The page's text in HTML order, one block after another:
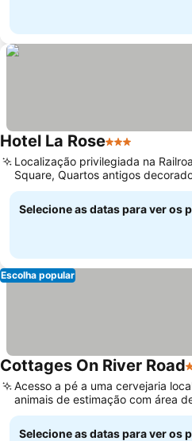
Hotel La Rose3 Estrelas
Localização privilegiada na
Square, Quartos antigos
individualmente
Selecione as datas para ver os
Escolha popular
Cottages On River Road
Acesso a pé a uma cervejaria
animais de estimação com área
para cães
Selecione as datas para ver os